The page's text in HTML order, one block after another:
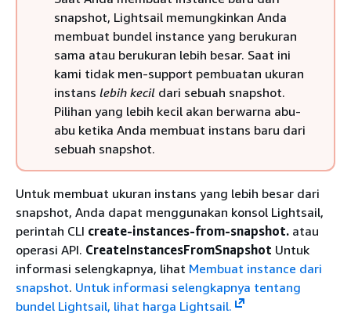
snapshot, Lightsail memungkinkan Anda
membuat bundel instance yang berukuran
sama atau berukuran lebih besar. Saat ini
kami tidak men-support pembuatan ukuran
instans lebih kecil dari sebuah snapshot.
Pilihan yang lebih kecil akan berwarna abu-
abu ketika Anda membuat instans baru dari
sebuah snapshot.
Untuk membuat ukuran instans yang lebih besar dari
snapshot, Anda dapat menggunakan konsol Lightsail,
perintah CLI create-instances-from-snapshot. atau
operasi API. CreateInstancesFromSnapshot Untuk
informasi selengkapnya, lihat Membuat instance dari
snapshot. Untuk informasi selengkapnya tentang
bundel Lightsail, lihat harga Lightsail.